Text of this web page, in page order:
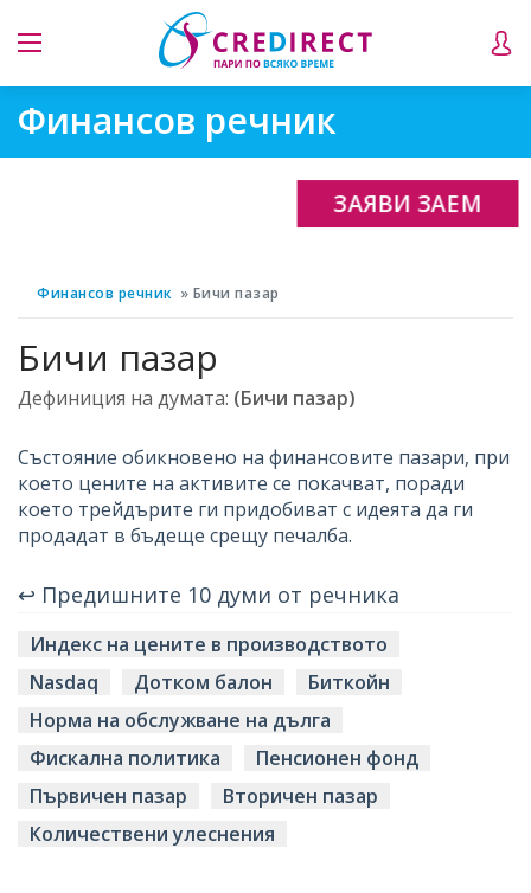
Финансов речник
ЗАЯВИ ЗАЕМ
Финансов речник Бичи пазар
Бичи пазар
Дефиниция на думата: (Бичи пазар)
Състояние обикновено на финансовите пазари, при
което цените на активите се покачват, поради
което трейдърите ги придобиват с идеята да ги
продадат в бъдеще срещу печалба.
↩ Предишните 10 думи от речника
Индекс на цените в производството
Nasdaq
Дотком балон
Биткойн
Норма на обслужване на дълга
Фискална политика
Пенсионен фонд
Първичен пазар
Вторичен пазар
Количествени улеснения